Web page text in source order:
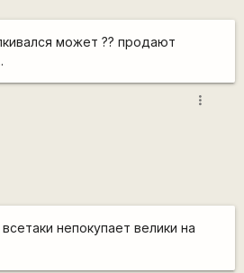
может ?? продают
more_vert
непокупает велики на